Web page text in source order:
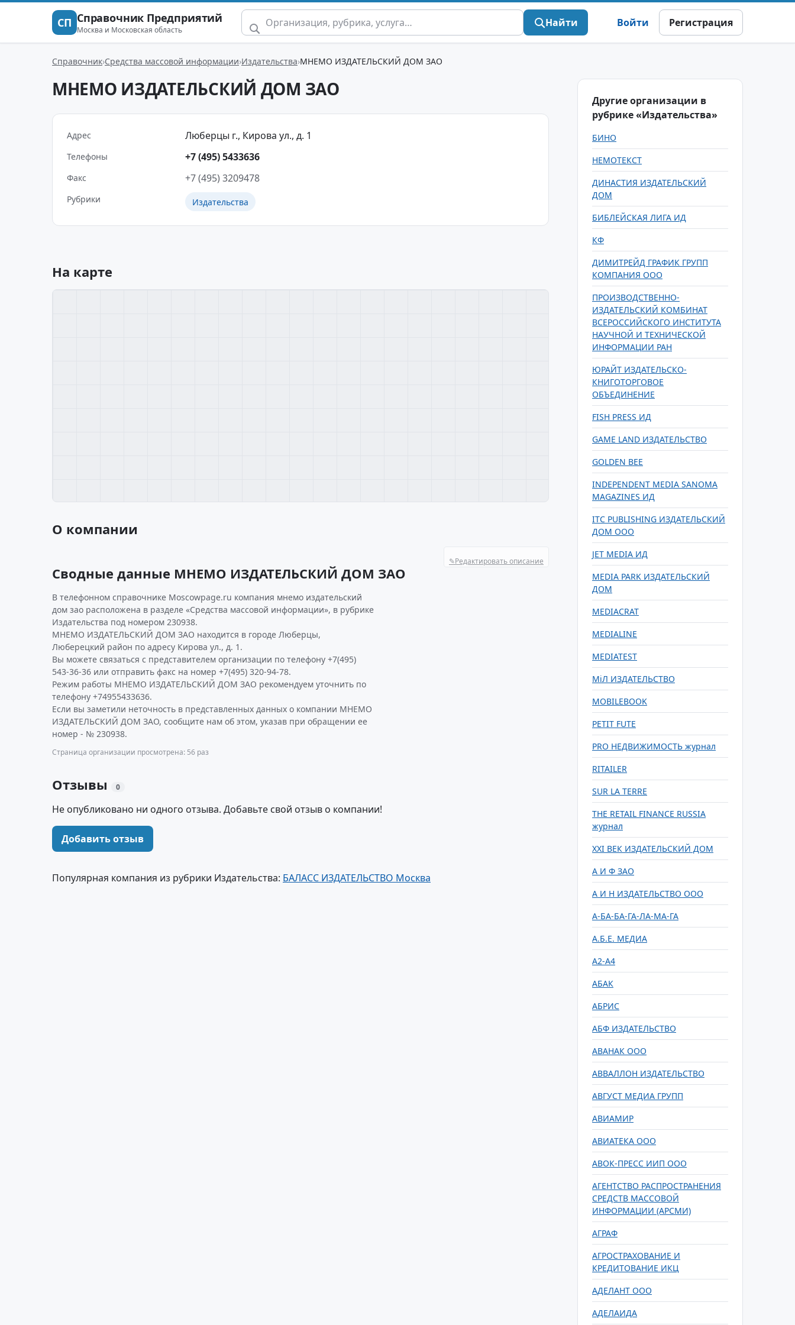
СП Справочник Предприятий
Москва и Московская область
Найти Войти Регистрация
Справочник Средства массовой информации Издательства МНЕМО ИЗДАТЕЛЬСКИЙ ДОМ ЗАО
МНЕМО ИЗДАТЕЛЬСКИЙ ДОМ ЗАО
Адрес Люберцы г., Кирова ул., д. 1
Телефоны +7 (495) 5433636
Факс +7 (495) 3209478
Рубрики Издательства
На карте
О компании
✎Редактировать описание
Сводные данные МНЕМО ИЗДАТЕЛЬСКИЙ ДОМ ЗАО
В телефонном справочнике Moscowpage.ru компания мнемо издательский
дом зао расположена в разделе «Средства массовой информации», в рубрике
Издательства под номером 230938.
МНЕМО ИЗДАТЕЛЬСКИЙ ДОМ ЗАО находится в городе Люберцы,
Люберецкий район по адресу Кирова ул., д. 1.
Вы можете связаться с представителем организации по телефону +7(495)
543-36-36 или отправить факс на номер +7(495) 320-94-78.
Режим работы МНЕМО ИЗДАТЕЛЬСКИЙ ДОМ ЗАО рекомендуем уточнить по
телефону +74955433636.
Если вы заметили неточность в представленных данных о компании МНЕМО
ИЗДАТЕЛЬСКИЙ ДОМ ЗАО, сообщите нам об этом, указав при обращении ее
номер - № 230938.
Страница организации просмотрена: 56 раз
Отзывы 0
Не опубликовано ни одного отзыва. Добавьте свой отзыв о компании!
Добавить отзыв
Популярная компания из рубрики Издательства: БАЛАСС ИЗДАТЕЛЬСТВО Москва
Другие организации в
рубрике «Издательства»
БИНО
НЕМОТЕКСТ
ДИНАСТИЯ ИЗДАТЕЛЬСКИЙ
ДОМ
БИБЛЕЙСКАЯ ЛИГА ИД
КФ
ДИМИТРЕЙД ГРАФИК ГРУПП
КОМПАНИЯ ООО
ПРОИЗВОДСТВЕННО-
ИЗДАТЕЛЬСКИЙ КОМБИНАТ
ВСЕРОССИЙСКОГО ИНСТИТУТА
НАУЧНОЙ И ТЕХНИЧЕСКОЙ
ИНФОРМАЦИИ РАН
ЮРАЙТ ИЗДАТЕЛЬСКО-
КНИГОТОРГОВОЕ
ОБЪЕДИНЕНИЕ
FISH PRESS ИД
GAME LAND ИЗДАТЕЛЬСТВО
GOLDEN BEE
INDEPENDENT MEDIA SANOMA
MAGAZINES ИД
ITC PUBLISHING ИЗДАТЕЛЬСКИЙ
ДОМ ООО
JET MEDIA ИД
MEDIA PARK ИЗДАТЕЛЬСКИЙ
ДОМ
MEDIACRAT
MEDIALINE
MEDIATEST
MiЛ ИЗДАТЕЛЬСТВО
MOBILEBOOK
PETIT FUTE
PRO НЕДВИЖИМОСТЬ журнал
RITAILER
SUR LA TERRE
THE RETAIL FINANCE RUSSIA
журнал
XXI ВЕК ИЗДАТЕЛЬСКИЙ ДОМ
А И Ф ЗАО
А И Н ИЗДАТЕЛЬСТВО ООО
А-БА-БА-ГА-ЛА-МА-ГА
А.Б.Е. МЕДИА
А2-А4
АБАК
АБРИС
АБФ ИЗДАТЕЛЬСТВО
АВАНАК ООО
АВВАЛЛОН ИЗДАТЕЛЬСТВО
АВГУСТ МЕДИА ГРУПП
АВИАМИР
АВИАТЕКА ООО
АВОК-ПРЕСС ИИП ООО
АГЕНТСТВО РАСПРОСТРАНЕНИЯ
СРЕДСТВ МАССОВОЙ
ИНФОРМАЦИИ (АРСМИ)
АГРАФ
АГРОСТРАХОВАНИЕ И
КРЕДИТОВАНИЕ ИКЦ
АДЕЛАНТ ООО
АДЕЛАИДА